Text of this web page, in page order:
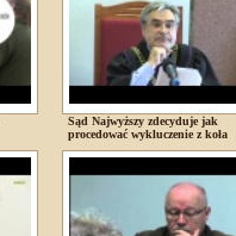
Sąd Najwyższy zdecyduje jak
procedować wykluczenie z koła